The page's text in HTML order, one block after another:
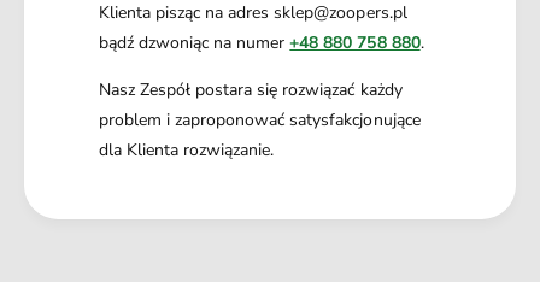
Klienta pisząc na adres sklep@zoopers.pl
bądź dzwoniąc na numer+48 880 758 880.
Nasz Zespół postara się rozwiązać każdy
problem i zaproponować satysfakcjonujące
dla Klienta rozwiązanie.